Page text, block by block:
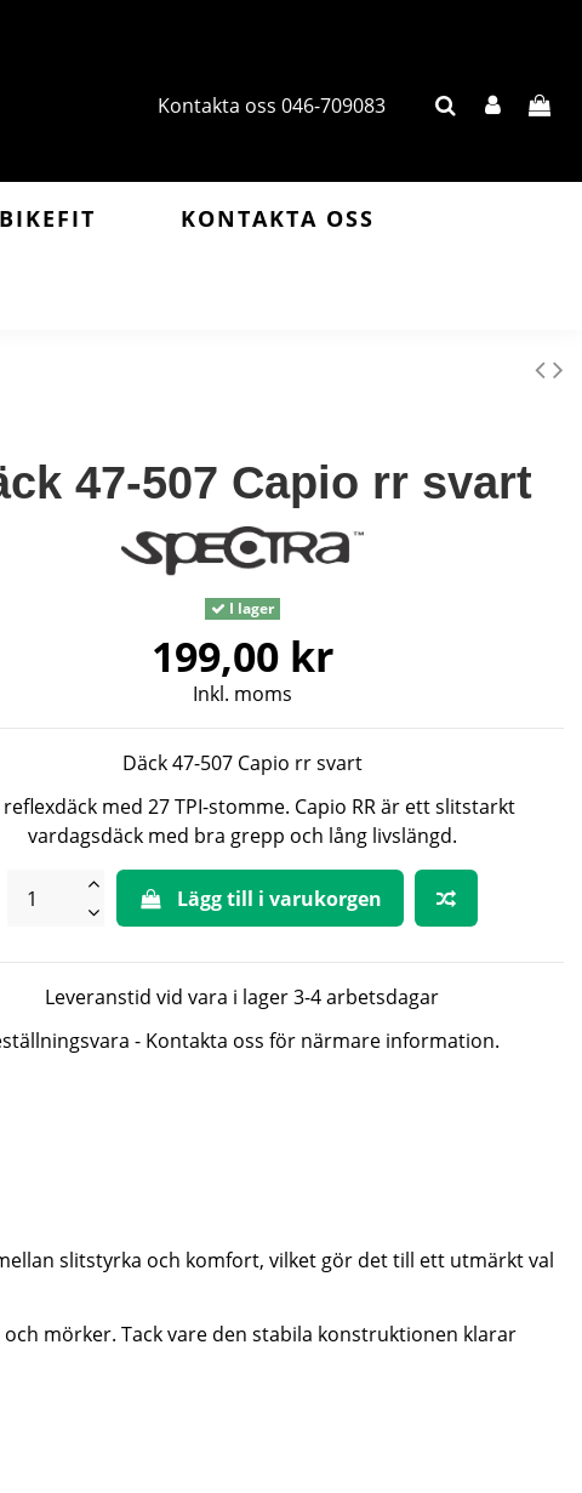
Kontakta oss 046-709083
BIKEFIT KONTAKTA OSS
47-507 Capio rr svart
I lager
199,00 kr
Inkl. moms
Däck 47-507 Capio rr svart
reflexdäck med 27 TPI-stomme. Capio RR är ett slitstarkt
vardagsdäck med bra grepp och lång livslängd.
Lägg till i varukorgen
Leveranstid vid vara i lager 3-4 arbetsdagar
- Kontakta oss för närmare information.
slitstyrka och komfort, vilket gör det till ett utmärkt val
mörker. Tack vare den stabila konstruktionen klarar